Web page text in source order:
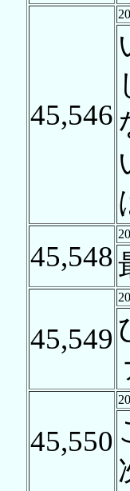
45,546
45,548
45,549
45,550